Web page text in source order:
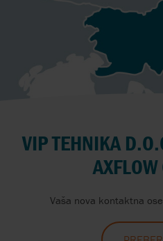
VIP TEHNIKA
Vaša nova kontaktna